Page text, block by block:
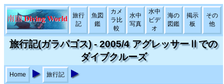
旅行
記
魚図
鑑
カメ
ラ比
較
水中
写真
水中
ビデ
オ
海の
図鑑
掲示
板
その
他
旅行記(ガラパゴス) - 2005/4 アグレッサーⅡでの
ダイブクルーズ
Home 旅行記